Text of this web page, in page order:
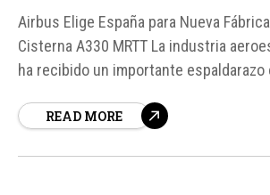
Airbus Elige España para Nueva
Cisterna A330 MRTT La industria
ha recibido un importante
Sevilla antes de finales de 2027. Según
READ MORE